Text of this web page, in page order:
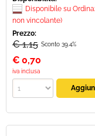
Disponibile su
non vincolante)
Prezzo:
€ 1,15 Sconto 39.4%
€ 0,70
iva inclusa